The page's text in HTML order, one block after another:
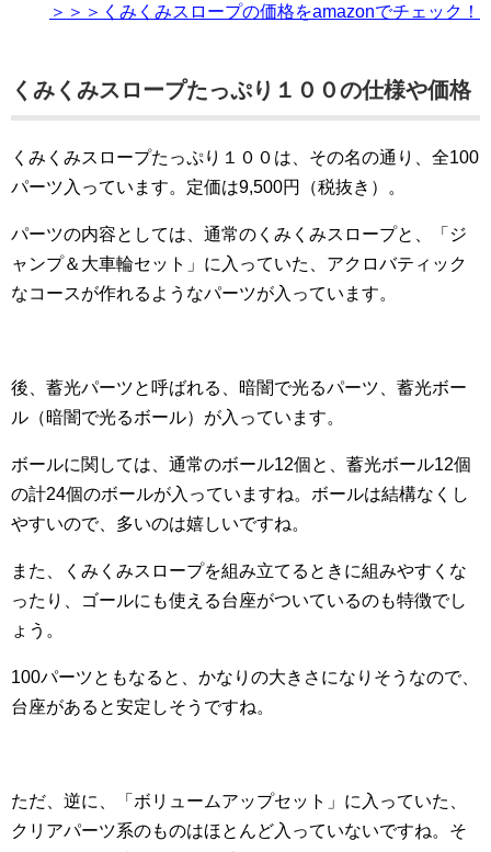
＞＞＞くみくみスロープの価格をamazonでチェック！
くみくみスロープたっぷり１００の仕様や価格
くみくみスロープたっぷり１００は、その名の通り、全100
パーツ入っています。定価は9,500円（税抜き）。
パーツの内容としては、通常のくみくみスロープと、「ジ
ャンプ＆大車輪セット」に入っていた、アクロバティック
なコースが作れるようなパーツが入っています。
後、蓄光パーツと呼ばれる、暗闇で光るパーツ、蓄光ボー
ル（暗闇で光るボール）が入っています。
ボールに関しては、通常のボール12個と、蓄光ボール12個
の計24個のボールが入っていますね。ボールは結構なくし
やすいので、多いのは嬉しいですね。
また、くみくみスロープを組み立てるときに組みやすくな
ったり、ゴールにも使える台座がついているのも特徴でし
ょう。
100パーツともなると、かなりの大きさになりそうなので、
台座があると安定しそうですね。
ただ、逆に、「ボリュームアップセット」に入っていた、
クリアパーツ系のものはほとんど入っていないですね。そ